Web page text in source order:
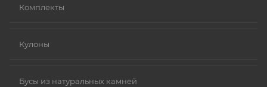
Комплекты
Кулоны
Бусы из натуральных камней